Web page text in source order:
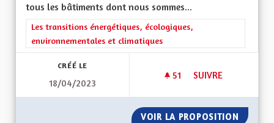
tous les bâtiments dont nous sommes...
Filtrer les résultats de la catégorie : Les transitions
Les transitions énergétiques, écologiques,
environnementales et climatiques
CRÉÉ LE
18/04/2023
51 51 ABONNÉS
SUIVRE
VOIR LA PROPOSITION